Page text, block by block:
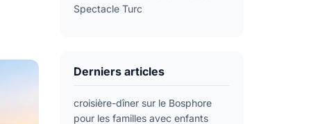
Spectacle Turc
Derniers articles
croisière-dîner sur le Bosphore
pour les familles avec enfants